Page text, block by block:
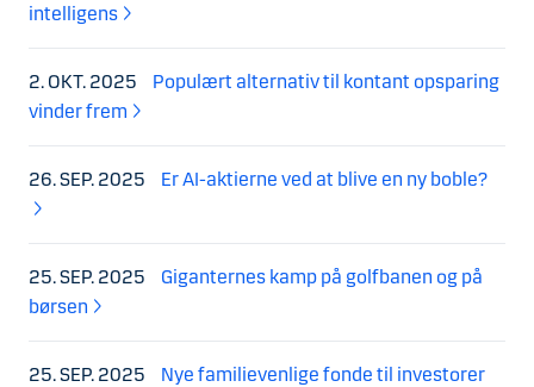
intelligens
2. OKT. 2025
Populært alternativ til kontant opsparing
vinder frem
26. SEP. 2025 Er AI-aktierne ved at blive en ny boble?
25. SEP. 2025
Giganternes kamp på golfbanen og på
børsen
25. SEP. 2025
Nye familievenlige fonde til investorer